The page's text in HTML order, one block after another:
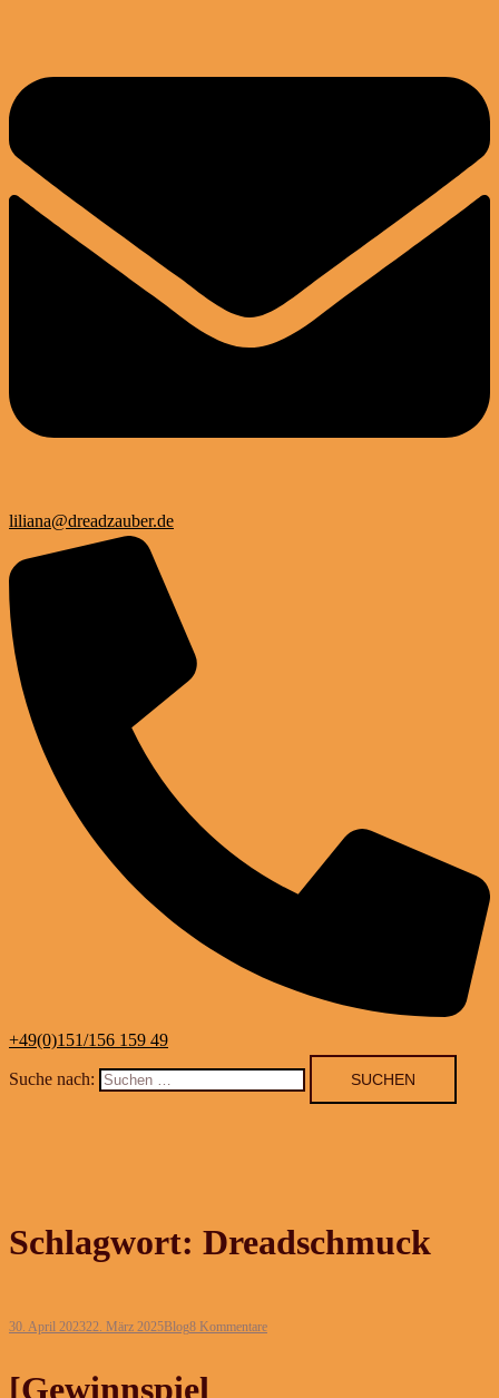
liliana@dreadzauber.de
+49(0)151/156 159 49
Suche nach:
Schlagwort: Dreadschmuck
30. April 202322. März 2025Blog8 Kommentare
[Gewinnspiel